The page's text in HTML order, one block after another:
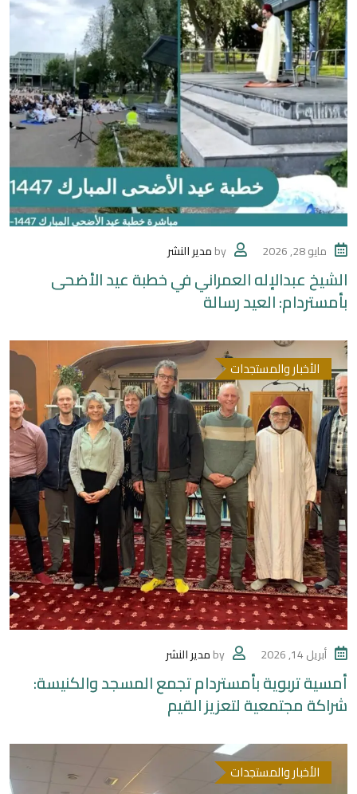
مايو 28, 2026 byمدير النشر
الشيخ عبدالإله العمراني في خطبة عيد الأضحى
بأمستردام: العيد رسالة
الأخبار والمستجدات
أبريل 14, 2026 byمدير النشر
أمسية تربوية بأمستردام تجمع المسجد والكنيسة:
شراكة مجتمعية لتعزيز القيم
الأخبار والمستجدات